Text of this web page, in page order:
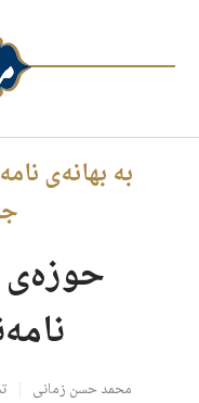
به بهانه‌ی
محمد حسن زمانی